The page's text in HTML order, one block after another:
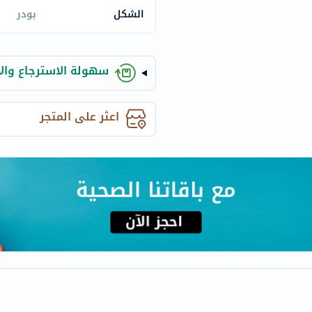
accu-
chek
activise
acuvue
annemarie-
borlind
webber-
freestylelibre
cetaphil
CHalpha
dralthea
الشكل
بودر
سهولة الاسترجاع
اعثر على المتجر